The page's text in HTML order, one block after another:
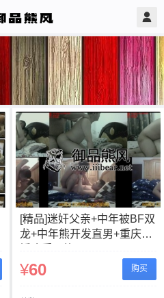
[精品]迷奸父亲+中年被BF双
龙+中年熊开发直男+重庆名
¥60 购买